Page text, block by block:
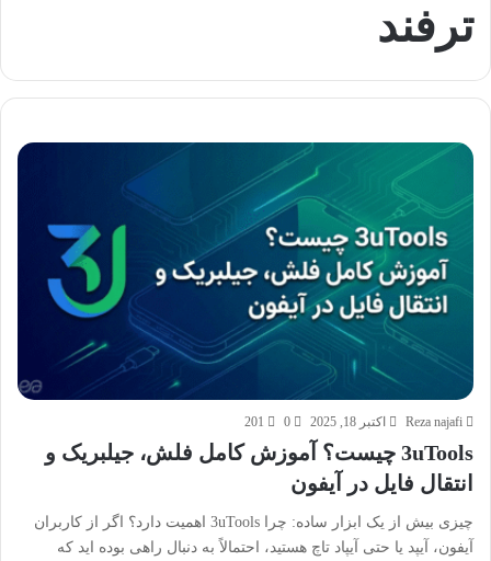
ترفند
Reza najafi اکتبر 18, 2025 0
201
3uTools چیست؟ آموزش کامل فلش، جیلبریک و
انتقال فایل در آیفون
چیزی بیش از یک ابزار ساده: چرا 3uTools اهمیت دارد؟ اگر از کاربران
آیفون، آیپد یا حتی آیپاد تاچ هستید، احتمالاً به دنبال راهی بوده اید که